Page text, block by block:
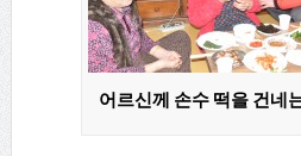
어르신께 손수 떡을 건